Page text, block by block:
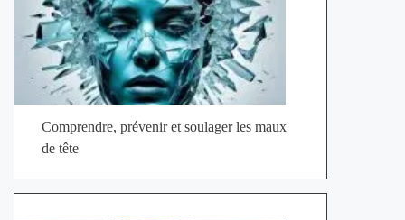
Comprendre, prévenir et soulager les maux
de tête